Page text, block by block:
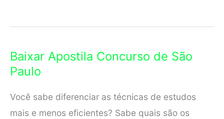
Concurso
Minas
Gerais
Baixar Apostila Concurso de São
Paulo
Você sabe diferenciar as técnicas de estudos
mais e menos eficientes? Sabe quais são os